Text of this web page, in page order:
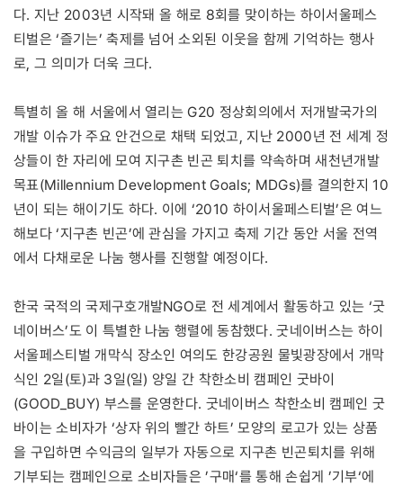
다. 지난 2003년 시작돼 올 해로 8회를 맞이하는 하이서울페스
티벌은 ‘즐기는’ 축제를 넘어 소외된 이웃을 함께 기억하는 행사
로, 그 의미가 더욱 크다.
특별히 올 해 서울에서 열리는 G20 정상회의에서 저개발국가의
개발 이슈가 주요 안건으로 채택 되었고, 지난 2000년 전 세계 정
상들이 한 자리에 모여 지구촌 빈곤 퇴치를 약속하며 새천년개발
목표(Millennium Development Goals; MDGs)를 결의한지 10
년이 되는 해이기도 하다. 이에 ‘2010 하이서울페스티벌’은 여느
해보다 ‘지구촌 빈곤’에 관심을 가지고 축제 기간 동안 서울 전역
에서 다채로운 나눔 행사를 진행할 예정이다.
한국 국적의 국제구호개발NGO로 전 세계에서 활동하고 있는 ‘굿
네이버스’도 이 특별한 나눔 행렬에 동참했다. 굿네이버스는 하이
서울페스티벌 개막식 장소인 여의도 한강공원 물빛광장에서 개막
식인 2일(토)과 3일(일) 양일 간 착한소비 캠페인 굿바이
(GOOD_BUY) 부스를 운영한다. 굿네이버스 착한소비 캠페인 굿
바이는 소비자가 ‘상자 위의 빨간 하트’ 모양의 로고가 있는 상품
을 구입하면 수익금의 일부가 자동으로 지구촌 빈곤퇴치를 위해
기부되는 캠페인으로 소비자들은 ’구매‘를 통해 손쉽게 ’기부‘에